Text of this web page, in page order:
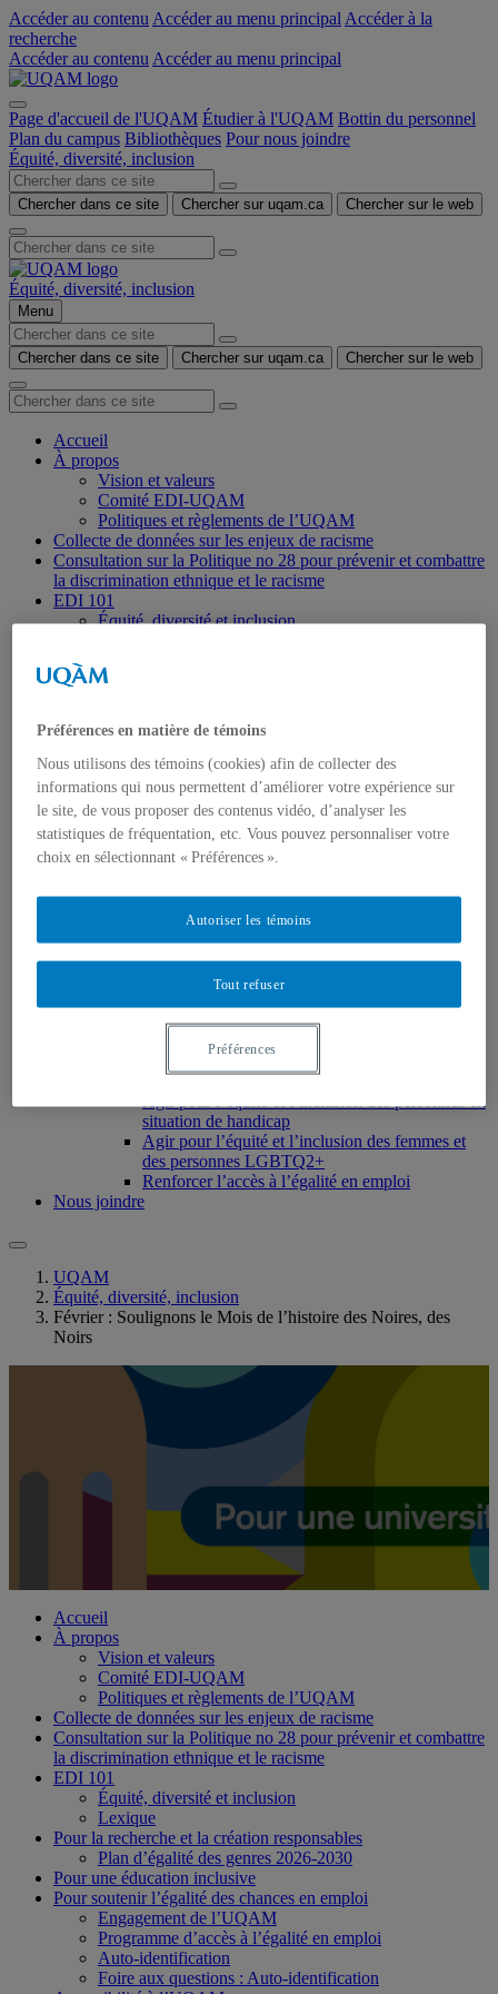
Accéder au contenu Accéder au menu principal Accéder à la
recherche
Accéder au contenu Accéder au menu principal
Page d'accueil de l'UQAM Étudier à l'UQAM Bottin du personnel
Plan du campus Bibliothèques Pour nous joindre
Équité, diversité, inclusion
Chercher dans ce site Chercher sur uqam.ca Chercher sur le web
Équité, diversité, inclusion
Menu
Chercher dans ce site Chercher sur uqam.ca Chercher sur le web
Accueil
À propos
Vision et valeurs
Comité EDI-UQAM
Politiques et règlements de l’UQAM
Collecte de données sur les enjeux de racisme
Consultation sur la Politique no 28 pour prévenir et combattre
la discrimination ethnique et le racisme
EDI 101
Équité, diversité et inclusion
Pour la recherche et la création responsables
Plan d’égalité des genres 2026-2030
Pour soutenir l’égalité des chances en emploi
Engagement de l’UQAM
Programme d’accès à l’égalité en emploi
Auto-identification
Foire aux questions : Auto-identification
Accessibilité à l’UQAM
Ressources
Bibliographie
Formation CAMIE
Témoignages
Lois fédérales et provinciales, et conventions
internationales
Projets et initiatives terminés
Présentation des chantiers
S’unir contre le racisme
Premiers Peuples
Agir pour l’équité et l’inclusion des personnes en
situation de handicap
Agir pour l’équité et l’inclusion des femmes et
des personnes LGBTQ2+
Renforcer l’accès à l’égalité en emploi
Nous joindre
UQAM
Équité, diversité, inclusion
Février : Soulignons le Mois de l’histoire des Noires, des
Noirs
Accueil
À propos
Vision et valeurs
Comité EDI-UQAM
Politiques et règlements de l’UQAM
Collecte de données sur les enjeux de racisme
Consultation sur la Politique no 28 pour prévenir et combattre
la discrimination ethnique et le racisme
EDI 101
Équité, diversité et inclusion
Lexique
Pour la recherche et la création responsables
Plan d’égalité des genres 2026-2030
Pour une éducation inclusive
Pour soutenir l’égalité des chances en emploi
Engagement de l’UQAM
Programme d’accès à l’égalité en emploi
Auto-identification
Foire aux questions : Auto-identification
Préférences en matière de témoins
Nous utilisons des témoins (cookies) afin de collecter des
informations qui nous permettent d’améliorer votre expérience sur
le site, de vous proposer des contenus vidéo, d’analyser les
statistiques de fréquentation, etc. Vous pouvez personnaliser votre
choix en sélectionnant « Préférences ».
Tout refuser
Autoriser les témoins
Préférences